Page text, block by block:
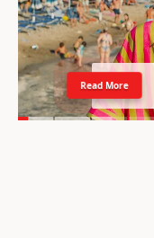
Read More